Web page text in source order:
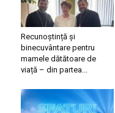
Recunoștință și
binecuvântare pentru
mamele dătătoare de
viață – din partea...